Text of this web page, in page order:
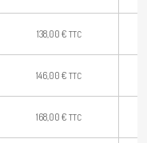
138,00€ TTC
146,00€ TTC
168,00€ TTC